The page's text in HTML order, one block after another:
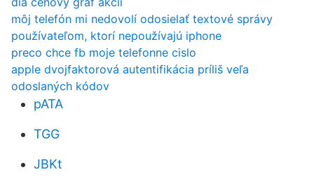
môj telefón mi nedovolí odosielať textové správy
používateľom, ktorí nepoužívajú iphone
preco chce fb moje telefonne cislo
apple dvojfaktorová autentifikácia príliš veľa
odoslaných kódov
pATA
TGG
JBKt